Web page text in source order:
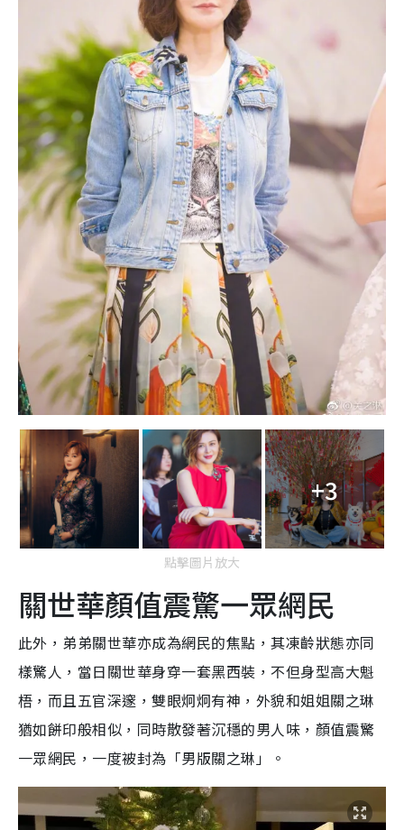
+3
點擊圖片放大
關世華顏值震驚一眾網民
此外，弟弟關世華亦成為網民的焦點，其凍齡狀態亦同
樣驚人，當日關世華身穿一套黑西裝，不但身型高大魁
梧，而且五官深邃，雙眼炯炯有神，外貌和姐姐關之琳
猶如餅印般相似，同時散發著沉穩的男人味，顏值震驚
一眾網民，一度被封為「男版關之琳」。